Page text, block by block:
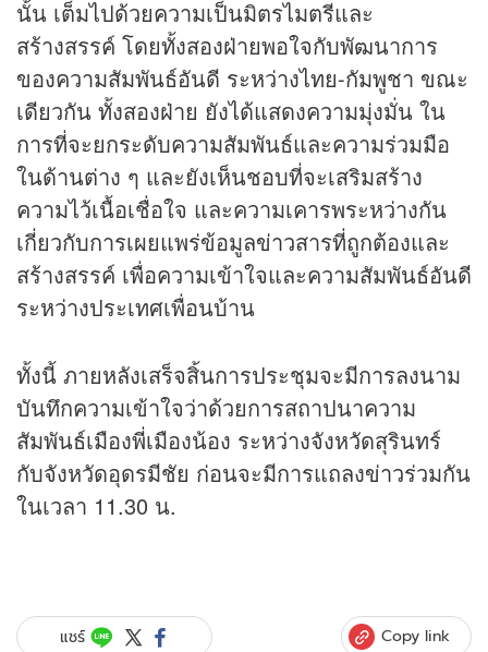
นั้น เต็มไปด้วยความเป็นมิตรไมตรีและ
สร้างสรรค์ โดยทั้งสองฝ่ายพอใจกับพัฒนาการ
ของความสัมพันธ์อันดี ระหว่างไทย-กัมพูชา ขณะ
เดียวกัน ทั้งสองฝ่าย ยังได้แสดงความมุ่งมั่น ใน
การที่จะยกระดับความสัมพันธ์และความร่วมมือ
ในด้านต่าง ๆ และยังเห็นชอบที่จะเสริมสร้าง
ความไว้เนื้อเชื่อใจ และความเคารพระหว่างกัน
เกี่ยวกับการเผยแพร่ข้อมูลข่าวสารที่ถูกต้องและ
สร้างสรรค์ เพื่อความเข้าใจและความสัมพันธ์อันดี
ระหว่างประเทศเพื่อนบ้าน
ทั้งนี้ ภายหลังเสร็จสิ้นการประชุมจะมีการลงนาม
บันทึกความเข้าใจว่าด้วยการสถาปนาความ
สัมพันธ์เมืองพี่เมืองน้อง ระหว่างจังหวัดสุรินทร์
กับจังหวัดอุดรมีชัย ก่อนจะมีการแถลงข่าวร่วมกัน
ในเวลา 11.30 น.
แชร์ Copy link